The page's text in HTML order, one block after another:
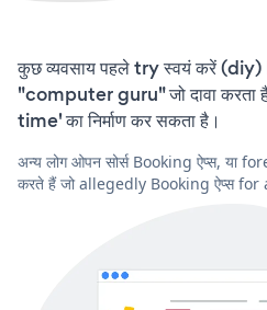
कुछ व्यवसाय पहले try स्वयं करें
"computer guru" जो दावा
time' का निर्माण कर सकता है।
अन्य लोग ओपन सोर्स Booking ऐप्स, या
करते हैं जो allegedly Booking ऐप्स